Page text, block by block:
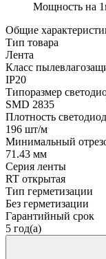
Мощность на
Общие
Тип товара
Лента
Класс
IP20
Типоразмер
SMD 2835
Плотность
196 шт/м
Минимальный
71.43 мм
Серия ленты
RT открытая
Тип герметизации
Без герметизации
Гарантийный срок
5 год(а)